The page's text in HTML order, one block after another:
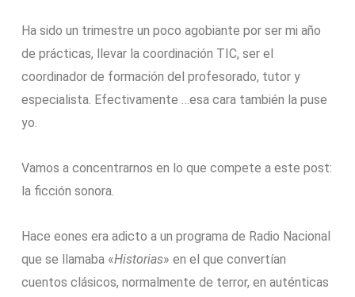
Ha sido un trimestre un poco agobiante por ser mi año
de prácticas, llevar la coordinación TIC, ser el
coordinador de formación del profesorado, tutor y
especialista. Efectivamente …esa cara también la puse
yo.
Vamos a concentrarnos en lo que compete a este post:
la ficción sonora.
Hace eones era adicto a un programa de Radio Nacional
que se llamaba «Historias» en el que convertían
cuentos clásicos, normalmente de terror, en auténticas